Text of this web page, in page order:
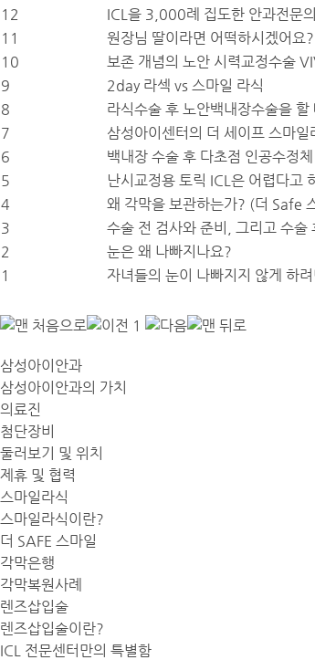
12
ICL을 3,000례 집도한 안과전문
11
원장님 딸이라면 어떡하시겠어요?
10
보존 개념의 노안 시력교정수술
9
2day 라섹 vs 스마일 라식
8
라식수술 후 노안백내장수술을 할
7
삼성아이센터의 더 세이프 스마
6
백내장 수술 후 다초점 인공수정
5
난시교정용 토릭 ICL은 어렵다고
4
왜 각막을 보관하는가? (더 Safe
3
수술 전 검사와 준비, 그리고 수술
2
눈은 왜 나빠지나요?
1
자녀들의 눈이 나빠지지 않게 하
1
삼성아이안과
삼성아이안과의 가치
의료진
첨단장비
둘러보기 및 위치
제휴 및 협력
스마일라식
스마일라식이란?
더 SAFE 스마일
각막은행
각막복원사례
렌즈삽입술
렌즈삽입술이란?
ICL 전문센터만의 특별함